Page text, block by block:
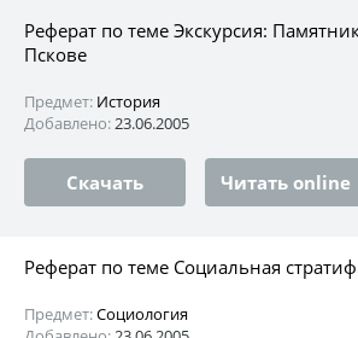
Реферат по теме Экскурсия:
Пскове
Предмет: История
Добавлено:23.06.2005
Скачать Читать online
Реферат по теме Cоциальная
Предмет:Социология